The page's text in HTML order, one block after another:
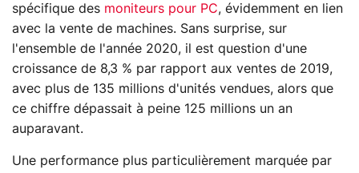
spécifique des moniteurs pour PC, évidemment en lien
avec la vente de machines. Sans surprise, sur
l'ensemble de l'année 2020, il est question d'une
croissance de 8,3 % par rapport aux ventes de 2019,
avec plus de 135 millions d'unités vendues, alors que
ce chiffre dépassait à peine 125 millions un an
auparavant.
Une performance plus particulièrement marquée par